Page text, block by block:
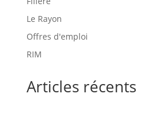
Le Rayon
Offres d'emploi
RIM
Articles récents